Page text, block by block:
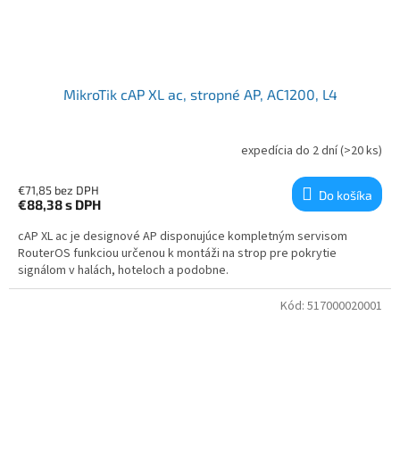
MikroTik cAP XL ac, stropné AP, AC1200, L4
expedícia do 2 dní(>20 ks)
€71,85 bez DPH
€88,38s DPH
Do košíka
cAP XL ac je designové AP disponujúce kompletným servisom
RouterOS funkciou určenou k montáži na strop pre pokrytie
signálom v halách, hoteloch a podobne.
Kód: 517000020001